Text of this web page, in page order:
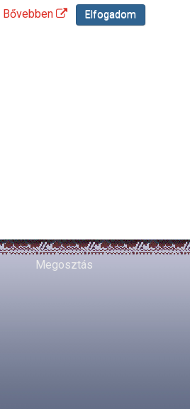
Bővebben Elfogadom
Megosztás